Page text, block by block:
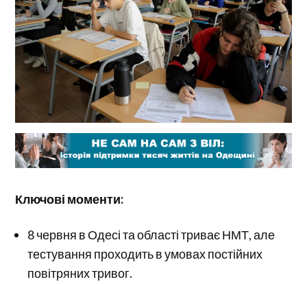
Ключові моменти:
8 червня в Одесі та області триває НМТ, але
тестування проходить в умовах постійних
повітряних тривог.